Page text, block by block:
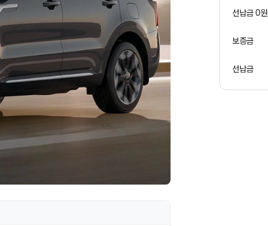
선납금 0원
보증금
선납금